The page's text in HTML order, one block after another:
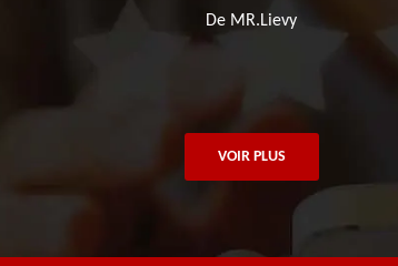
De MR.Lievy
VOIR PLUS